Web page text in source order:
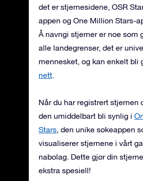
det er stjernesidene, OSR
appen og One Million Stars-
Å navngi stjerner er noe som
alle landegrenser, det er
mennesket, og kan enkelt bli
nett.
Når du har registrert stjernen
den umiddelbart bli synlig i
Stars, den unike søkeappen
visualiserer stjernene i vårt
nabolag. Dette gjør din
ekstra spesiell!